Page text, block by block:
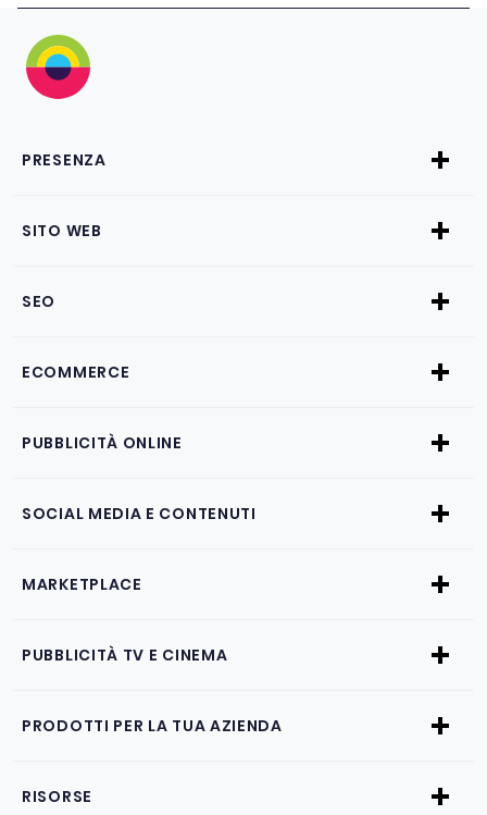
PRESENZA
SITO WEB
SEO
ECOMMERCE
PUBBLICITÀ ONLINE
SOCIAL MEDIA E CONTENUTI
MARKETPLACE
PUBBLICITÀ TV E CINEMA
PRODOTTI PER LA TUA AZIENDA
RISORSE